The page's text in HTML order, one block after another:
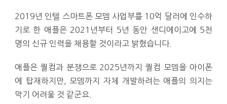
2019년 인텔 스마트폰 모뎀 사업부를 10억 달러에 인수하
기로 한 애플은 2021년부터 5년 동안 샌디에이고에 5천
명의 신규 인력을 채용할 것이라고 밝혔습니다.
애플은 퀄컴과 분쟁으로 2025년까지 퀄컴 모뎀을 아이폰
에 탑재하지만, 모뎀까지 자체 개발하려는 애플의 의지는
막기 어려울 것 같군요.